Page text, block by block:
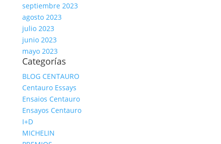
septiembre 2023
agosto 2023
julio 2023
junio 2023
mayo 2023
Categorías
BLOG CENTAURO
Centauro Essays
Ensaios Centauro
Ensayos Centauro
I+D
MICHELIN